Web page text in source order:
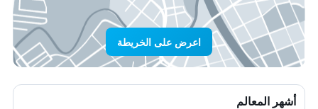
اعرض على الخريطة
أشهر المعالم